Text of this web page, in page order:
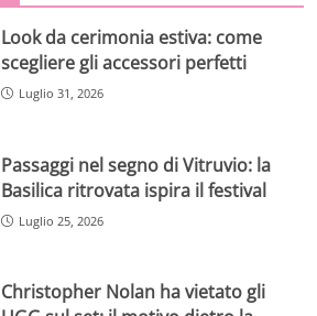
Look da cerimonia estiva: come
scegliere gli accessori perfetti
Luglio 31, 2026
Passaggi nel segno di Vitruvio: la
Basilica ritrovata ispira il festival
Luglio 25, 2026
Christopher Nolan ha vietato gli